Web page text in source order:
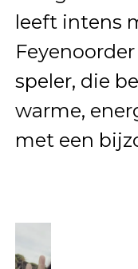
leeft intens
speler, die
warme,
met een